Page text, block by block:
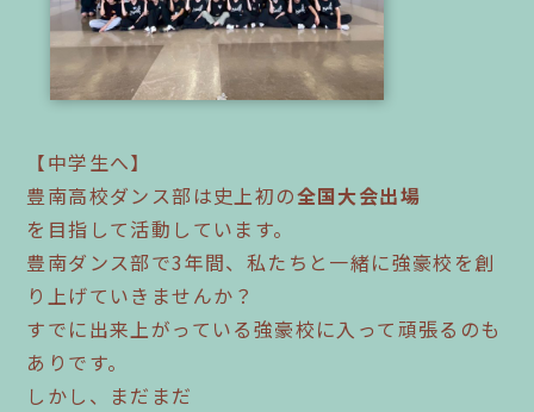
【中学生へ】
豊南高校ダンス部は史上初の全国大会出場
を目指して活動しています。
豊南ダンス部で3年間、私たちと一緒に強豪校を創
り上げていきませんか？
すでに出来上がっている強豪校に入って頑張るのも
ありです。
しかし、まだまだ